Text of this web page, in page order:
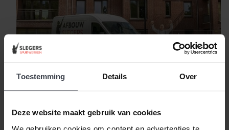
Toestemming Details Over
Deze website maakt gebruik van cookies
We gebruiken cookies om content en advertenties te
Waarom kies je nou écht
Blog